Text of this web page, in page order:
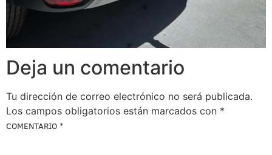
Deja un comentario
Tu dirección de correo electrónico no será publicada.
Los campos obligatorios están marcados con *
COMENTARIO *